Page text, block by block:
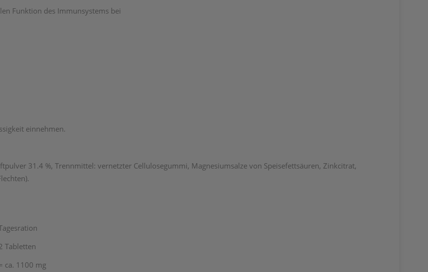
Funktion des Immunsystems bei
einnehmen.
31.4 %, Trennmittel: vernetzter Cellulosegummi, Magnesiumsalze von Speisefettsäuren, Zinkcitrat,
Tabletten
ca. 1100 mg